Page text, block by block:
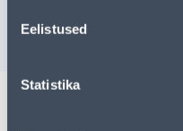
Eelistused
Statistika